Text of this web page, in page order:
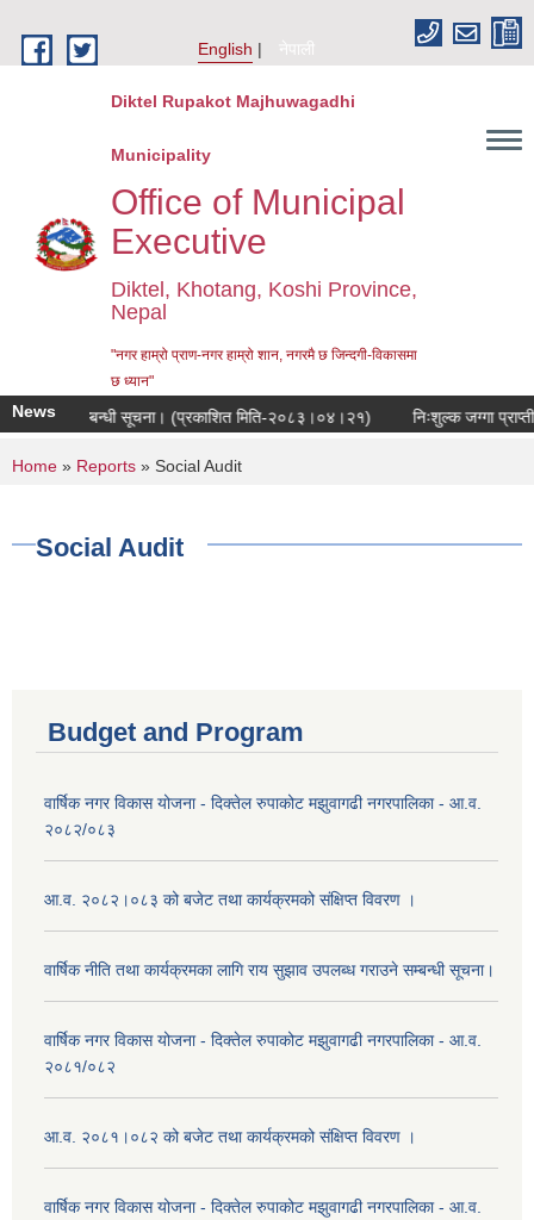
English
नेपाली
Diktel Rupakot Majhuwagadhi
Municipality
Office of Municipal
Executive
Diktel, Khotang, Koshi Province,
Nepal
"नगर हाम्रो प्राण-नगर हाम्रो शान, नगरमै छ जिन्दगी-विकासमा
छ ध्यान"
News
हुने सम्बन्धी सूचना। (प्रकाशित मिति-२०८३।०४।२१) निःशुल्क जग्गा
You are here
Home » Reports » Social Audit
Social Audit
Budget and Program
वार्षिक नगर विकास योजना - दिक्तेल रुपाकोट मझुवागढी नगरपालिका - आ.व.
२०८२/०८३
आ.व. २०८२।०८३ को बजेट तथा कार्यक्रमको संक्षिप्त विवरण ।
वार्षिक नीति तथा कार्यक्रमका लागि राय सुझाव उपलब्ध गराउने सम्बन्धी सूचना।
वार्षिक नगर विकास योजना - दिक्तेल रुपाकोट मझुवागढी नगरपालिका - आ.व.
२०८१/०८२
आ.व. २०८१।०८२ को बजेट तथा कार्यक्रमको संक्षिप्त विवरण ।
वार्षिक नगर विकास योजना - दिक्तेल रुपाकोट मझुवागढी नगरपालिका - आ.व.